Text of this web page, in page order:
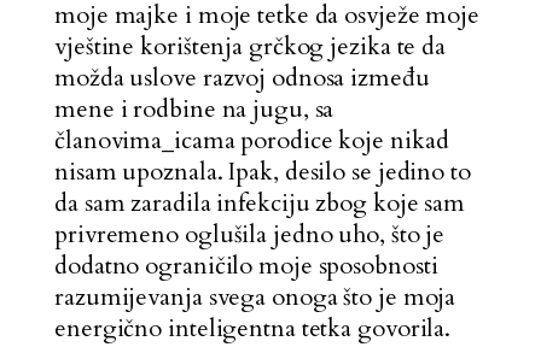
moje majke i moje tetke da osvježe moje
vještine korištenja grčkog jezika te da
možda uslove razvoj odnosa između
mene i rodbine na jugu, sa
članovima_icama porodice koje nikad
nisam upoznala. Ipak, desilo se jedino to
da sam zaradila infekciju zbog koje sam
privremeno oglušila jedno uho, što je
dodatno ograničilo moje sposobnosti
razumijevanja svega onoga što je moja
energično inteligentna tetka govorila.